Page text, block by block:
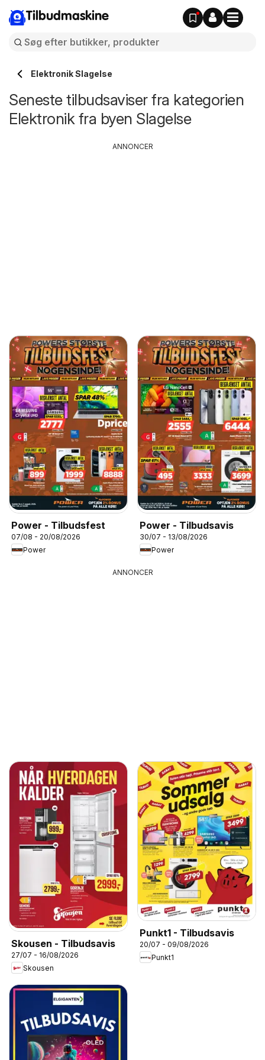
Tilbudmaskine
Elektronik Slagelse
Seneste tilbudsaviser fra kategorien
Elektronik fra byen Slagelse
Power - Tilbudsfest
07/08 - 20/08/2026
Power
Power - Tilbudsavis
30/07 - 13/08/2026
Power
ANNONCER
ANNONCER
Skousen - Tilbudsavis
27/07 - 16/08/2026
Skousen
Punkt1 - Tilbudsavis
20/07 - 09/08/2026
Punkt1